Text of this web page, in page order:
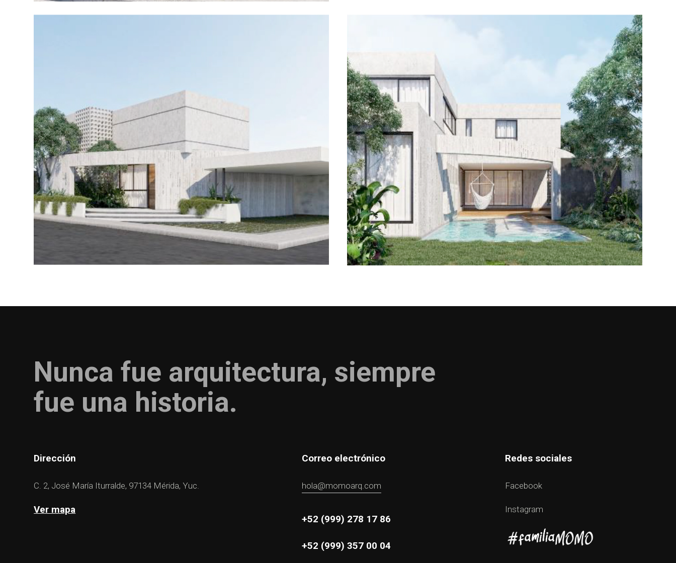
Nunca fue arquitectura, siempre
fue una historia.
Dirección
C. 2, José María Iturralde, 97134 Mérida, Yuc.
Ver mapa
Correo electrónico
hola@momoarq.com
+52 (999) 278 17 86
+52 (999) 357 00 04
Redes sociales
Facebook
Instagram